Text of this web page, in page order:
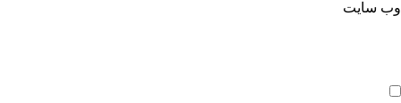
وب‌ سایت